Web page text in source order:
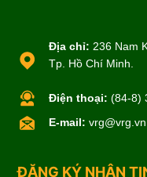
Địa chỉ: 236 Nam
Tp. Hồ Chí Minh.
Điện thoại: (84-8)
E-mail: vrg@vrg.vn
ĐĂNG KÝ NHẬN